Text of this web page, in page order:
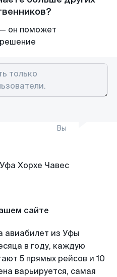
он поможет
Вы
сайте
авиабилет из Уфы
в году, каждую
5 прямых рейсов и 10
варьируется, самая